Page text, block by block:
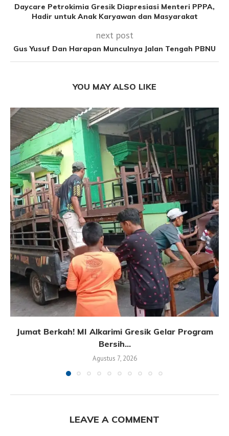
Daycare Petrokimia Gresik Diapresiasi Menteri PPPA,
Hadir untuk Anak Karyawan dan Masyarakat
next post
Gus Yusuf Dan Harapan Munculnya Jalan Tengah PBNU
YOU MAY ALSO LIKE
Jumat Berkah! MI Alkarimi Gresik Gelar Program
Bersih...
Agustus 7, 2026
LEAVE A COMMENT